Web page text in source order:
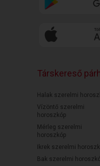
Társkereső
Halak szerelmi
Vízöntő szerelmi
horoszkóp
Mérleg szerelmi
horoszkóp
Ikrek szerelmi
Bak szerelmi